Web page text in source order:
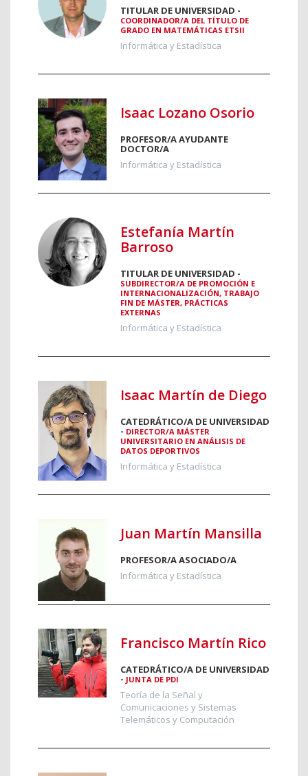
TITULAR DE UNIVERSIDAD -
COORDINADOR/A DEL TÍTULO DE
GRADO EN MATEMÁTICAS ETSII
Informática y Estadística
Isaac Lozano Osorio
PROFESOR/A AYUDANTE
DOCTOR/A
Informática y Estadística
Estefanía Martín
Barroso
TITULAR DE UNIVERSIDAD -
SUBDIRECTOR/A DE PROMOCIÓN E
INTERNACIONALIZACIÓN, TRABAJO
FIN DE MÁSTER, PRÁCTICAS
EXTERNAS
Informática y Estadística
Isaac Martín de Diego
CATEDRÁTICO/A DE UNIVERSIDAD
- DIRECTOR/A MÁSTER
UNIVERSITARIO EN ANÁLISIS DE
DATOS DEPORTIVOS
Informática y Estadística
Juan Martín Mansilla
PROFESOR/A ASOCIADO/A
Informática y Estadística
Francisco Martín Rico
CATEDRÁTICO/A DE UNIVERSIDAD
- JUNTA DE PDI
Teoría de la Señal y
Comunicaciones y Sistemas
Telemáticos y Computación